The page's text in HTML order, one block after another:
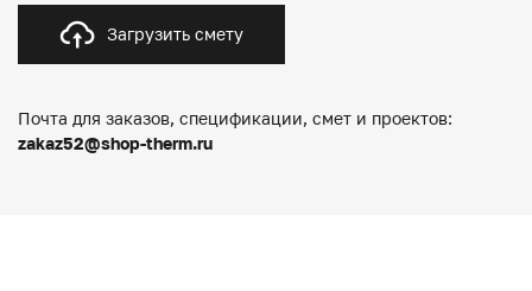
Загрузить смету
Почта для заказов, спецификации, смет и проектов:
zakaz52@shop-therm.ru